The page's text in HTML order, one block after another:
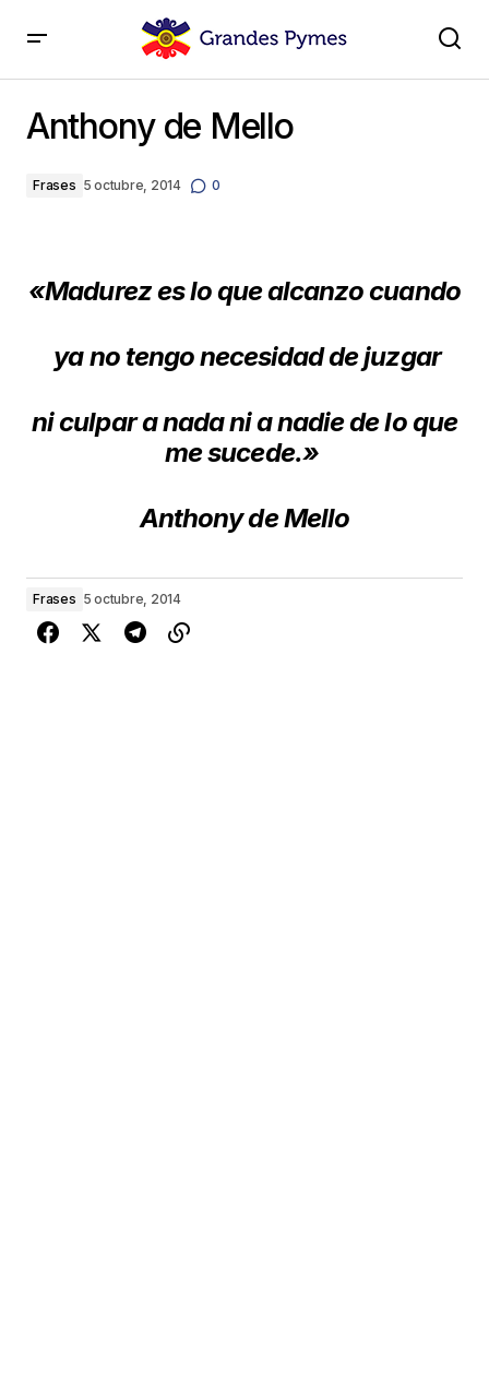
Anthony de Mello
Frases 5 octubre, 2014 0
«Madurez es lo que alcanzo cuando
ya no tengo necesidad de juzgar
ni culpar a nada ni a nadie de lo que
me sucede.»
Anthony de Mello
Frases 5 octubre, 2014